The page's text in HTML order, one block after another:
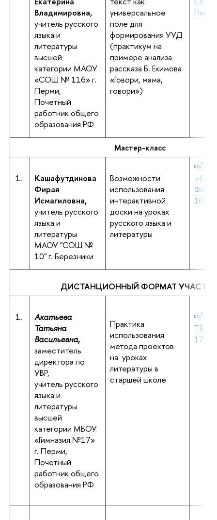
Владимировна,
учитель русского
языка и
литературы
высшей
категории МАОУ
«СОШ № 116» г.
Перми,
Почетный
работник общего
образования РФ
универсальное
поле для
формирования УУД
(практикум на
примере анализа
рассказа Б. Екимова
«Говори, мама,
говори»)
Мастер-класс
1.
Кашафутдинова
Фирая
Исмагиловна,
учитель русского
языка и
литературы
МАОУ "СОШ №
10" г. Березники
Возможности
использования
интерактивной
доски на уроках
русского языка и
литературы
ДИСТАНЦИОННЫЙ ФОРМАТ УЧАСТИЯ
1.
Акатьева
Татьяна
Васильевна,
заместитель
директора по
УВР,
учитель русского
языка и
литературы
высшей
категории МБОУ
«Гимназия №17»
г. Перми,
Почетный
работник общего
образования РФ
Практика
использования
метода проектов
на уроках
литературы в
старшей школе